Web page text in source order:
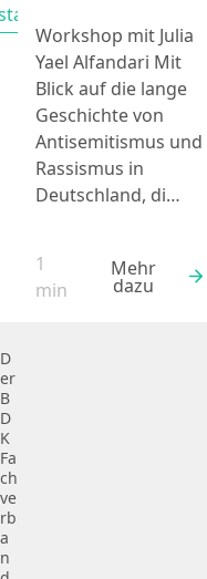
Filtern nach
Workshop mit Julia
Yael Alfandari Mit
Blick auf die lange
Geschichte von
Antisemitismus und
Rassismus in
Deutschland, di…
Lesezeit:
1
min
Mehr
dazu
D
er
B
D
K
Fa
ch
ve
rb
a
n